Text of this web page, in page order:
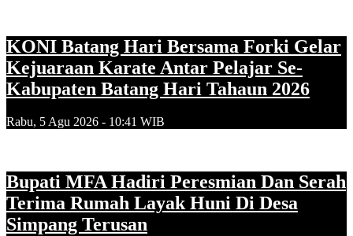
KONI Batang Hari Bersama Forki Gelar
Kejuaraan Karate Antar Pelajar Se-
Kabupaten Batang Hari Tahaun 2026
Rabu, 5 Agu 2026 - 10:41 WIB
Bupati MFA Hadiri Peresmian Dan Serah
Terima Rumah Layak Huni Di Desa
Simpang Terusan